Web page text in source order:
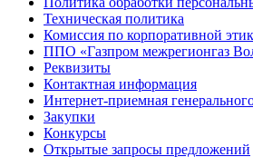
Техническая политика
Комиссия по корпоративной
ППО «Газпром межрегионгаз
Реквизиты
Контактная информация
Интернет-приемная
Закупки
Конкурсы
Открытые запросы предложений